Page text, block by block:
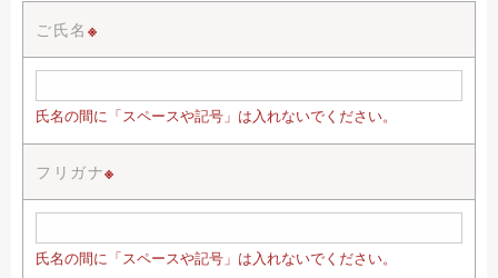
ご氏名 ※
氏名の間に「スペースや記号」は入れないでください。
フリガナ※
氏名の間に「スペースや記号」は入れないでください。